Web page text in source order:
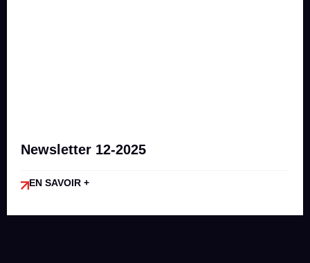
Newsletter 12-2025
EN SAVOIR +